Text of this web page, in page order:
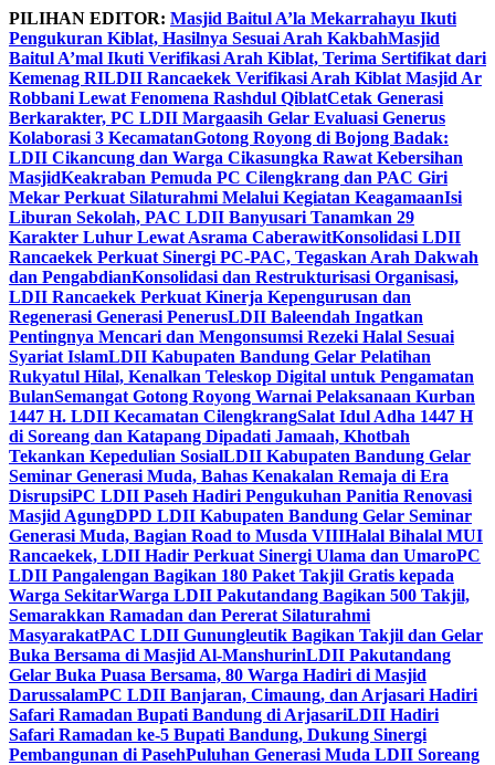
Skip
to
content
PILIHAN EDITOR: Masjid Baitul A’la Mekarrahayu Ikuti
Pengukuran Kiblat, Hasilnya Sesuai Arah KakbahMasjid
Baitul A’mal Ikuti Verifikasi Arah Kiblat, Terima Sertifikat dari
Kemenag RILDII Rancaekek Verifikasi Arah Kiblat Masjid Ar
Robbani Lewat Fenomena Rashdul QiblatCetak Generasi
Berkarakter, PC LDII Margaasih Gelar Evaluasi Generus
Kolaborasi 3 KecamatanGotong Royong di Bojong Badak:
LDII Cikancung dan Warga Cikasungka Rawat Kebersihan
MasjidKeakraban Pemuda PC Cilengkrang dan PAC Giri
Mekar Perkuat Silaturahmi Melalui Kegiatan KeagamaanIsi
Liburan Sekolah, PAC LDII Banyusari Tanamkan 29
Karakter Luhur Lewat Asrama CaberawitKonsolidasi LDII
Rancaekek Perkuat Sinergi PC-PAC, Tegaskan Arah Dakwah
dan PengabdianKonsolidasi dan Restrukturisasi Organisasi,
LDII Rancaekek Perkuat Kinerja Kepengurusan dan
Regenerasi Generasi PenerusLDII Baleendah Ingatkan
Pentingnya Mencari dan Mengonsumsi Rezeki Halal Sesuai
Syariat IslamLDII Kabupaten Bandung Gelar Pelatihan
Rukyatul Hilal, Kenalkan Teleskop Digital untuk Pengamatan
BulanSemangat Gotong Royong Warnai Pelaksanaan Kurban
1447 H. LDII Kecamatan CilengkrangSalat Idul Adha 1447 H
di Soreang dan Katapang Dipadati Jamaah, Khotbah
Tekankan Kepedulian SosialLDII Kabupaten Bandung Gelar
Seminar Generasi Muda, Bahas Kenakalan Remaja di Era
DisrupsiPC LDII Paseh Hadiri Pengukuhan Panitia Renovasi
Masjid AgungDPD LDII Kabupaten Bandung Gelar Seminar
Generasi Muda, Bagian Road to Musda VIIIHalal Bihalal MUI
Rancaekek, LDII Hadir Perkuat Sinergi Ulama dan UmaroPC
LDII Pangalengan Bagikan 180 Paket Takjil Gratis kepada
Warga SekitarWarga LDII Pakutandang Bagikan 500 Takjil,
Semarakkan Ramadan dan Pererat Silaturahmi
MasyarakatPAC LDII Gunungleutik Bagikan Takjil dan Gelar
Buka Bersama di Masjid Al-ManshurinLDII Pakutandang
Gelar Buka Puasa Bersama, 80 Warga Hadiri di Masjid
DarussalamPC LDII Banjaran, Cimaung, dan Arjasari Hadiri
Safari Ramadan Bupati Bandung di ArjasariLDII Hadiri
Safari Ramadan ke-5 Bupati Bandung, Dukung Sinergi
Pembangunan di PasehPuluhan Generasi Muda LDII Soreang